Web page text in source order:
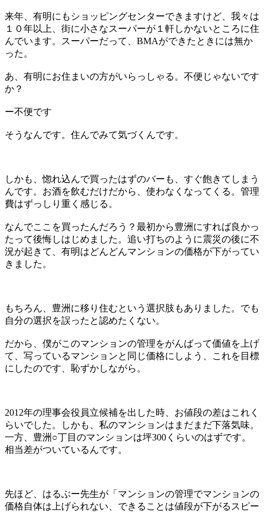
来年、有明にもショッピングセンターできますけど、我々は
１０年以上、街に小さなスーパーが１軒しかないところに住
んでいます。スーパーだって、BMAができたときには無か
った。
あ、有明にお住まいの方がいらっしゃる。不便じゃないです
か？
ー不便です
そうなんです。住んでみて気づくんです。
しかも、惚れ込んで買ったはずのバーも、すぐ飽きてしまう
んです。お酒を飲むだけだから、使わなくなってくる。管理
費はずっしり重く感じる。
なんでここを買ったんだろう？最初から豊洲にすれば良かっ
たって後悔しはじめました。追い打ちのように震災の後に不
況が起きて、有明はどんどんマンションの価格が下がってい
きました。
もちろん、豊洲に移り住むという選択肢もありました。でも
自分の選択を誤ったと認めたくない。
だから、僕がこのマンションの管理をがんばって価値を上げ
て、写っているマンションと同じ価格にしよう、これを目標
にしたのです、恥ずかしながら。
2012年の理事会役員立候補を出した時、お値段の差はこれく
らいでした。しかも、私のマンションはまだまだ下落気味。
一方、豊洲○丁目のマンションは坪300くらいのはずです。
相当差がついているんです。
先ほど、はるぶー先生が「マンションの管理でマンションの
価格自体は上げられない、できることは値段が下がるスピー